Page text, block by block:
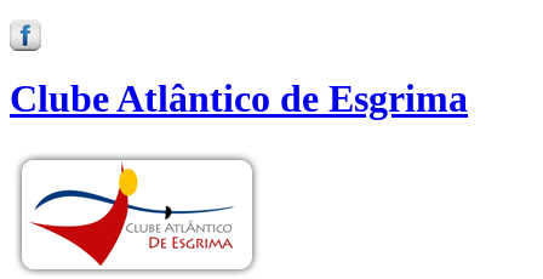
Clube Atlântico de Esgrima